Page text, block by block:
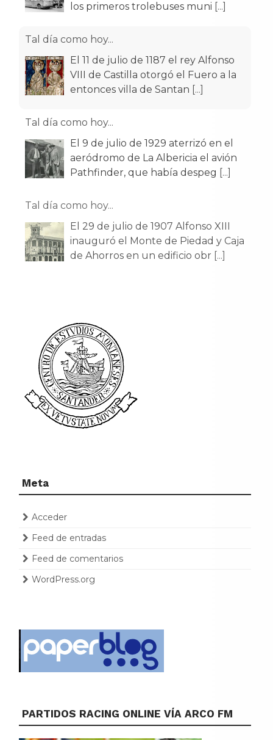
los primeros trolebuses muni [...]
Tal día como hoy...
El 11 de julio de 1187 el rey Alfonso
VIII de Castilla otorgó el Fuero a la
entonces villa de Santan [...]
Tal día como hoy...
El 9 de julio de 1929 aterrizó en el
aeródromo de La Albericia el avión
Pathfinder, que había despeg
[...]
Tal día como hoy...
El 29 de julio de 1907 Alfonso XIII
inauguró el Monte de Piedad y Caja
de Ahorros en un edificio obr [...]
Meta
Acceder
Feed de entradas
Feed de comentarios
WordPress.org
PARTIDOS RACING ONLINE VÍA ARCO FM